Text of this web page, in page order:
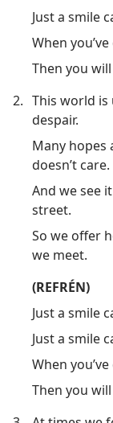
Just a smile
When
Then you
2. This world
despair.
Many hopes
doesn’t care.
And we see
street.
So we offer
we meet.
(REFRÉN)
Just a smile
Just a smile
When
Then you